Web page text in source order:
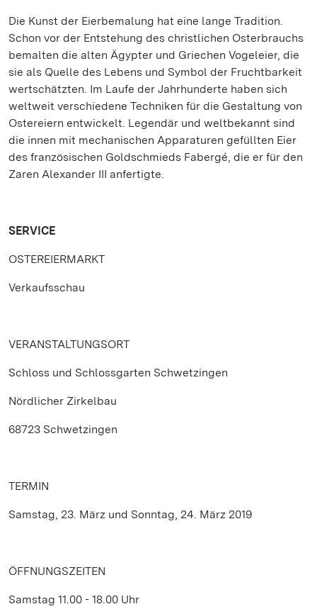
Die Kunst der Eierbemalung hat eine lange Tradition.
Schon vor der Entstehung des christlichen Osterbrauchs
bemalten die alten Ägypter und Griechen Vogeleier, die
sie als Quelle des Lebens und Symbol der Fruchtbarkeit
wertschätzten. Im Laufe der Jahrhunderte haben sich
weltweit verschiedene Techniken für die Gestaltung von
Ostereiern entwickelt. Legendär und weltbekannt sind
die innen mit mechanischen Apparaturen gefüllten Eier
des französischen Goldschmieds Fabergé, die er für den
Zaren Alexander III anfertigte.
SERVICE
OSTEREIERMARKT
Verkaufsschau
VERANSTALTUNGSORT
Schloss und Schlossgarten Schwetzingen
Nördlicher Zirkelbau
68723 Schwetzingen
TERMIN
Samstag, 23. März und Sonntag, 24. März 2019
ÖFFNUNGSZEITEN
Samstag 11.00 - 18.00 Uhr